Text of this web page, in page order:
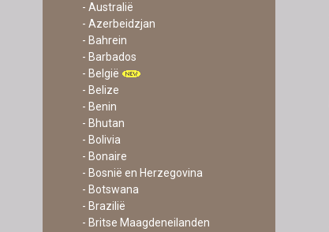
- Australië
- Azerbeidzjan
- Bahrein
- Barbados
- België
- Belize
- Benin
- Bhutan
- Bolivia
- Bonaire
- Bosnië en Herzegovina
- Botswana
- Brazilië
- Britse Maagdeneilanden